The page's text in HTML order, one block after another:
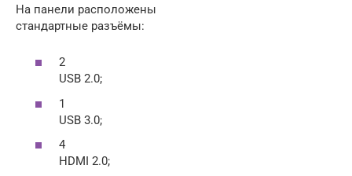
На панели расположены
стандартные разъёмы:
2
USB 2.0;
1
USB 3.0;
4
HDMI 2.0;